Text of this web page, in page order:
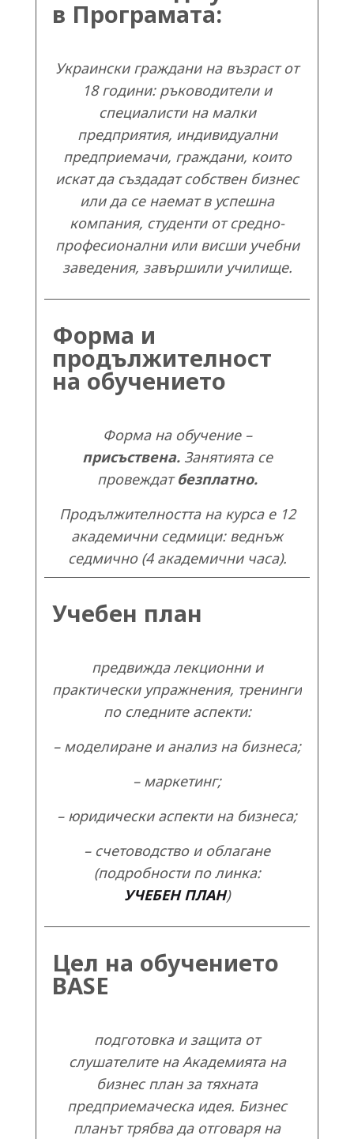
в Програмата:
Украински граждани на възраст от
18 години: ръководители и
специалисти на малки
предприятия, индивидуални
предприемачи, граждани, които
искат да създадат собствен бизнес
или да се наемат в успешна
компания, студенти от средно-
професионални или висши учебни
заведения, завършили училище.
Форма и
продължителност
на обучението
Форма на обучение –
присъствена.Занятията се
провеждатбезплатно.
Продължителността на курса е 12
академични седмици: веднъж
седмично (4 академични часа).
Учебен план
предвижда лекционни и
практически упражнения, тренинги
по следните аспекти:
– моделиране и анализ на бизнеса;
– маркетинг;
– юридически аспекти на бизнеса;
– счетоводство и облагане
(подробности по линка:
УЧЕБЕН ПЛАН)
Цел на обучението
BASE
подготовка и защита от
слушателите на Академията на
бизнес план за тяхната
предприемаческа идея. Бизнес
планът трябва да отговаря на